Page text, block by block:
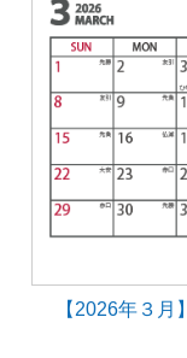
【2026年３